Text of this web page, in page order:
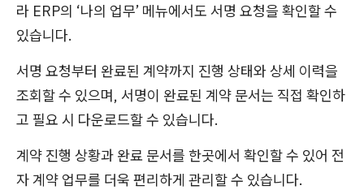
라 ERP의 ‘나의 업무’ 메뉴에서도 서명 요청을 확인할 수
있습니다.
서명 요청부터 완료된 계약까지 진행 상태와 상세 이력을
조회할 수 있으며, 서명이 완료된 계약 문서는 직접 확인하
고 필요 시 다운로드할 수 있습니다.
계약 진행 상황과 완료 문서를 한곳에서 확인할 수 있어 전
자 계약 업무를 더욱 편리하게 관리할 수 있습니다.